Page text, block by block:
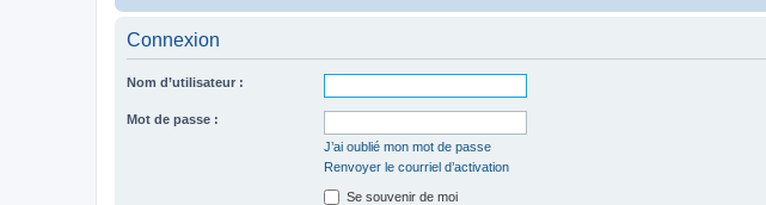
Connexion
Nom d’utilisateur :
Mot de passe :
J’ai oublié mon mot de passe
Renvoyer le courriel d’activation
Se souvenir de moi